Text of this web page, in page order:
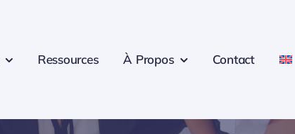
Ressources À Propos Contact